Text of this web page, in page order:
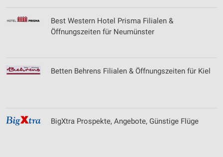
Best Western Hotel Prisma Filialen &
Öffnungszeiten für Neumünster
Betten Behrens Filialen & Öffnungszeiten für Kiel
BigXtra Prospekte, Angebote, Günstige Flüge